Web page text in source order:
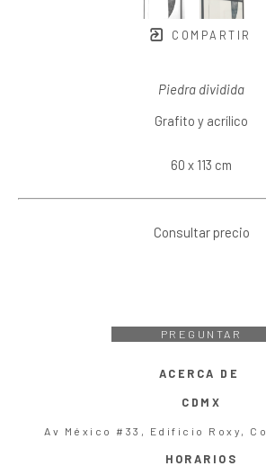
COMPARTIR
Piedra dividida
Grafito y acrílico
60 x 113 cm
Consultar precio
PREGUNTAR
ACERCA DE
CDMX
Av México #33, Edificio Roxy,
HORARIOS